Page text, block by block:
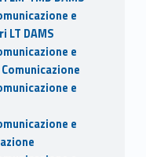
e
DAMS
e
e
e